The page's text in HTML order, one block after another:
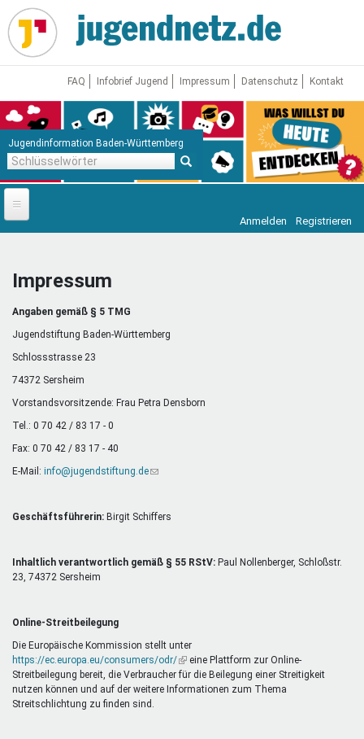
Direkt
zum
Inhalt
FAQ Infobrief Jugend Impressum Datenschutz Kontakt
Jugendinformation Baden-Württemberg
Startseite
Jugendnetz
Freizeit & Reisen
Mentoren & Projekte
Schule & Beruf
Vor Ort
Anmelden Registrieren
Impressum
Angaben gemäß § 5 TMG
Jugendstiftung Baden-Württemberg
Schlossstrasse 23
74372 Sersheim
Vorstandsvorsitzende: Frau Petra Densborn
Tel.: 0 70 42 / 83 17 - 0
Fax: 0 70 42 / 83 17 - 40
E-Mail: info@jugendstiftung.de(Link
Mail)
Geschäftsführerin: Birgit Schiffers
Inhaltlich verantwortlich gemäß § 55 RStV: Paul Nollenberger, Schloßstr.
23, 74372 Sersheim
Online-Streitbeilegung
Die Europäische Kommission stellt unter
https://ec.europa.eu/consumers/odr/(Link
ist
extern)
eine Plattform zur Online-
Streitbeilegung bereit, die Verbraucher für die Beilegung einer Streitigkeit
nutzen können und auf der weitere Informationen zum Thema
Streitschlichtung zu finden sind.